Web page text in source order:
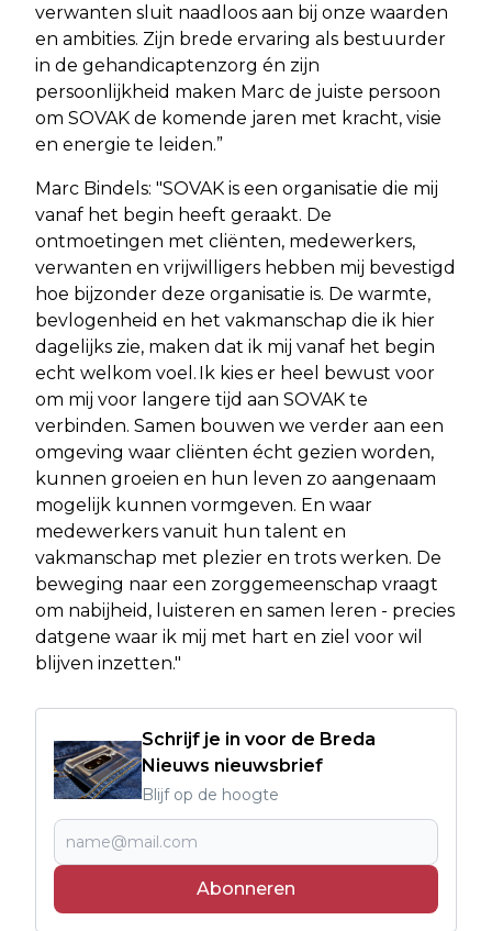
verwanten sluit naadloos aan bij onze waarden
en ambities. Zijn brede ervaring als bestuurder
in de gehandicaptenzorg én zijn
persoonlijkheid maken Marc de juiste persoon
om SOVAK de komende jaren met kracht, visie
en energie te leiden.”
Marc Bindels: "SOVAK is een organisatie die mij
vanaf het begin heeft geraakt. De
ontmoetingen met cliënten, medewerkers,
verwanten en vrijwilligers hebben mij bevestigd
hoe bijzonder deze organisatie is. De warmte,
bevlogenheid en het vakmanschap die ik hier
dagelijks zie, maken dat ik mij vanaf het begin
echt welkom voel. Ik kies er heel bewust voor
om mij voor langere tijd aan SOVAK te
verbinden. Samen bouwen we verder aan een
omgeving waar cliënten écht gezien worden,
kunnen groeien en hun leven zo aangenaam
mogelijk kunnen vormgeven. En waar
medewerkers vanuit hun talent en
vakmanschap met plezier en trots werken. De
beweging naar een zorggemeenschap vraagt
om nabijheid, luisteren en samen leren - precies
datgene waar ik mij met hart en ziel voor wil
blijven inzetten."
Schrijf je in voor de Breda
Nieuws nieuwsbrief
Blijf op de hoogte
Abonneren